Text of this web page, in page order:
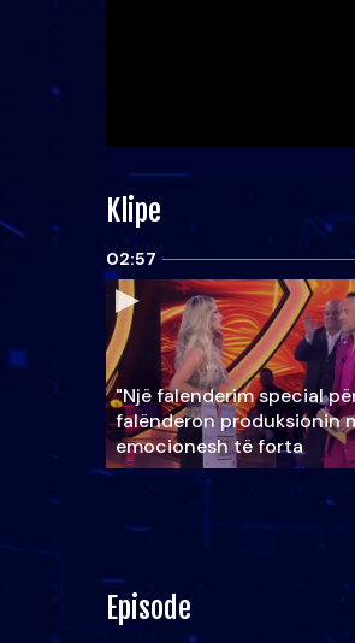
Klipe
02:57
"Një falenderim special
falënderon produksionin
emocionesh të forta
Episode